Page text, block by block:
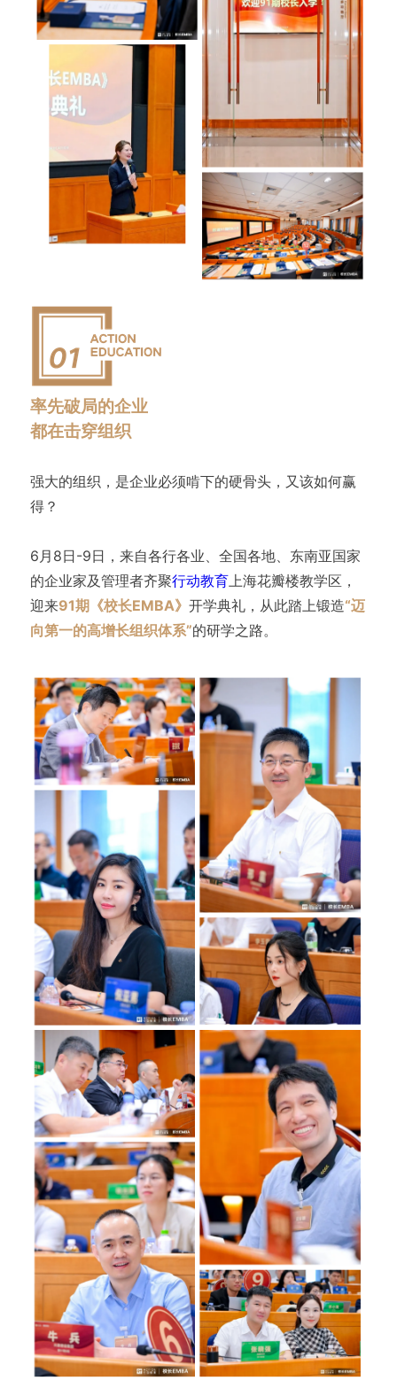
率先破局的企业
都在击穿组织
强大的组织，是企业必须啃下的硬骨头，又该如何赢
得？
6月8日-9日，来自各行各业、全国各地、东南亚国家
的企业家及管理者齐聚行动教育上海花瓣楼教学区，
迎来91期《校长EMBA》 开学典礼，从此踏上锻造“迈
向第一的高增长组织体系”的研学之路。